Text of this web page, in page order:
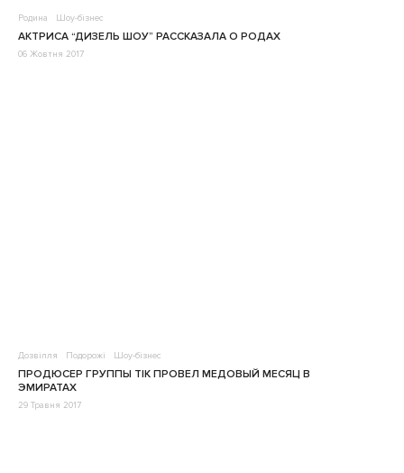
Родина Шоу-бізнес
АКТРИСА “ДИЗЕЛЬ ШОУ” РАССКАЗАЛА О РОДАХ
06 Жовтня 2017
Дозвілля Подорожі Шоу-бізнес
ПРОДЮСЕР ГРУППЫ TIK ПРОВЕЛ МЕДОВЫЙ МЕСЯЦ В
ЭМИРАТАХ
29 Травня 2017